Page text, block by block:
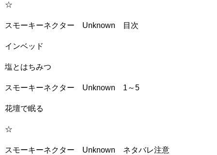
☆
スモーキーネクター Unknown 目次
インベッド
塩とはちみつ
スモーキーネクター Unknown 1～5
花壇で眠る
☆
スモーキーネクター Unknown ネタバレ注意